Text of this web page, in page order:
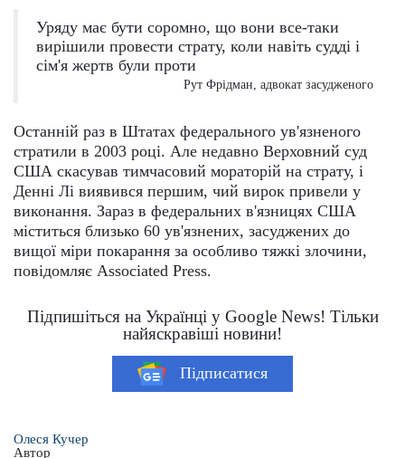
Уряду має бути соромно, що вони все-таки
вирішили провести страту, коли навіть судді і
сім'я жертв були проти
Рут Фрідман, адвокат засудженого
Останній раз в Штатах федерального ув'язненого
стратили в 2003 році. Але недавно Верховний суд
США скасував тимчасовий мораторій на страту, і
Денні Лі виявився першим, чий вирок привели у
виконання. Зараз в федеральних в'язницях США
міститься близько 60 ув'язнених, засуджених до
вищої міри покарання за особливо тяжкі злочини,
повідомляє Associated Press.
Підпишіться на Українці у Google News! Тільки
найяскравіші новини!
Підписатися
Олеся Кучер
Автор